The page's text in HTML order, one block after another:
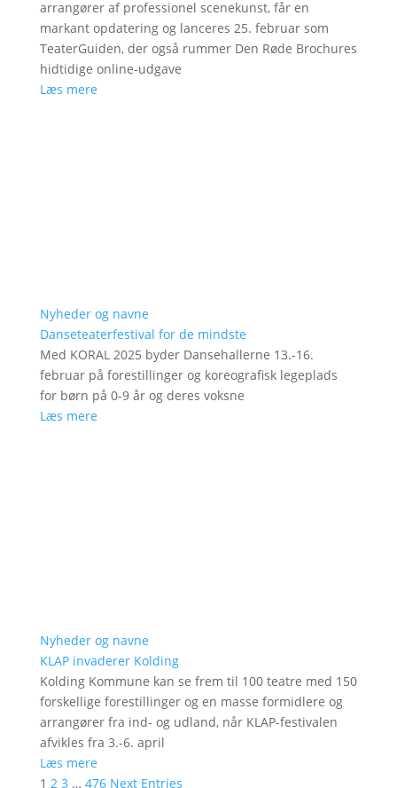
arrangører af professionel scenekunst, får en
markant opdatering og lanceres 25. februar som
TeaterGuiden, der også rummer Den Røde Brochures
hidtidige online-udgave
Læs mere
Nyheder og navne
Danseteaterfestival for de mindste
Med KORAL 2025 byder Dansehallerne 13.-16.
februar på forestillinger og koreografisk legeplads
for børn på 0-9 år og deres voksne
Læs mere
Nyheder og navne
KLAP invaderer Kolding
Kolding Kommune kan se frem til 100 teatre med 150
forskellige forestillinger og en masse formidlere og
arrangører fra ind- og udland, når KLAP-festivalen
afvikles fra 3.-6. april
Læs mere
1 2 3 … 476 Next Entries